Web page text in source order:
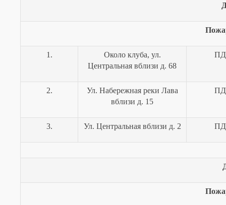
1.
Около клуба, ул.
Центральная вблизи д. 68
ПД
2.
Ул. Набережная реки Лава
вблизи д. 15
ПД
3. Ул. Центральная вблизи д. 2 ПД